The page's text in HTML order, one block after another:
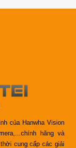
của Hanwha Vision
hãng và
cung cấp các giải